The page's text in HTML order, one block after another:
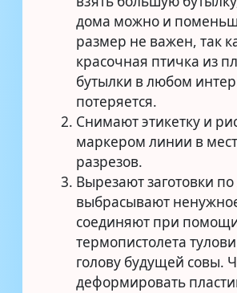
дома можно и
размер не важен, так
красочная птичка из
бутылки в любом
потеряется.
Снимают этикетку и
маркером линии в
разрезов.
Вырезают заготовки
выбрасывают
соединяют при
термопистолета
голову будущей совы.
деформировать